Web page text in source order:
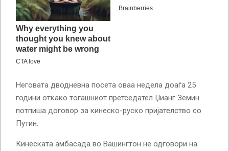
Неговата дводневна посета оваа недела доаѓа 25
години откако тогашниот претседател Џианг Земин
потпиша договор за кинеско-руско пријателство со
Путин.
Кинеската амбасада во Вашингтон не одговори на